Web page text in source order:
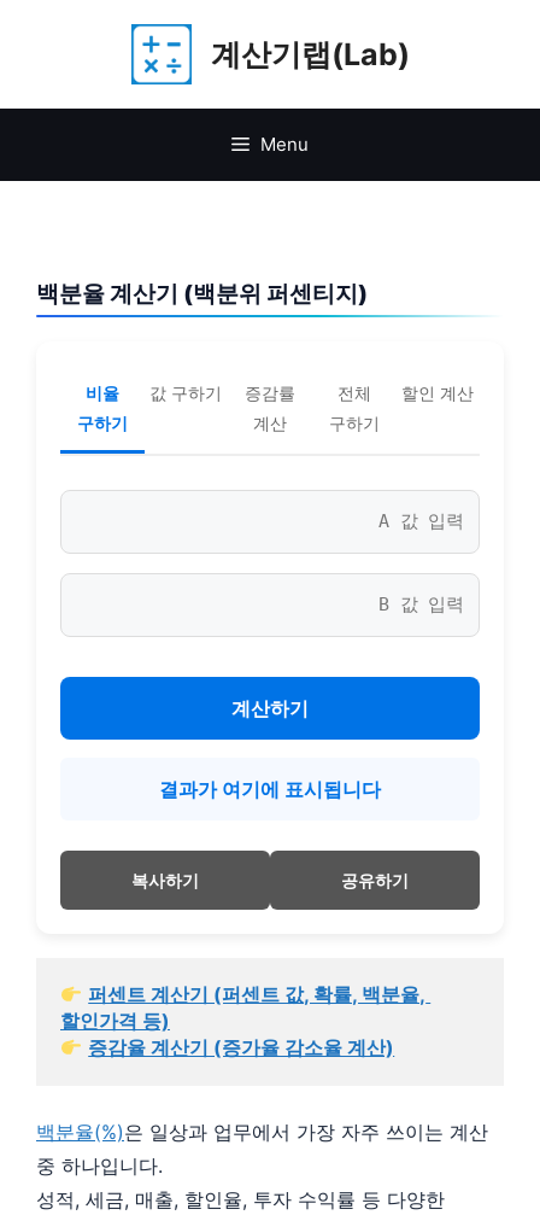
계산기랩(Lab)
Menu
백분율 계산기 (백분위 퍼센티지)
비율
구하기
값 구하기
증감률
계산
전체
구하기
할인 계산
계산하기
결과가 여기에 표시됩니다
복사하기 공유하기
퍼센트 계산기 (퍼센트 값, 확률, 백분율,
할인가격 등)
증감율 계산기 (증가율 감소율 계산)
백분율(%)은 일상과 업무에서 가장 자주 쓰이는 계산
중 하나입니다.
성적, 세금, 매출, 할인율, 투자 수익률 등 다양한